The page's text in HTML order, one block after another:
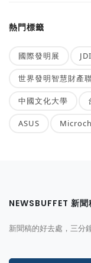
熱門標籤
國際發明展
世界發明智慧財產
中國文化大學
ASUS
NEWSBUFFET 新
新聞稿的好去處，三分